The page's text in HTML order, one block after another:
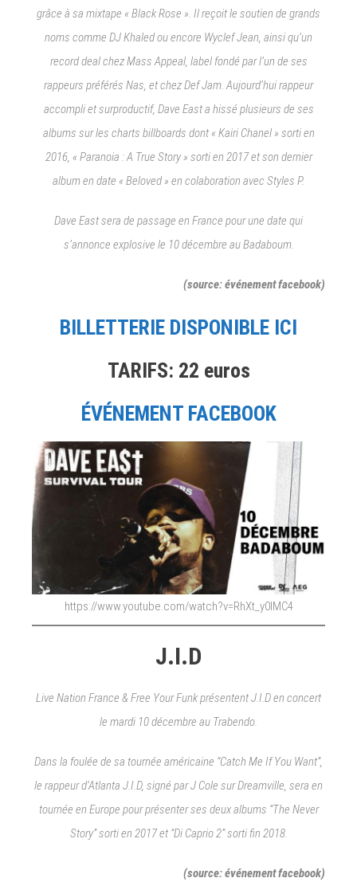
grâce à sa mixtape « Black Rose ». Il reçoit le soutien de grands
noms comme DJ Khaled ou encore Wyclef Jean, ainsi qu’un
record deal chez Mass Appeal, label fondé par l’un de ses
rappeurs préférés Nas, et chez Def Jam. Aujourd’hui rappeur
accompli et surproductif, Dave East a hissé plusieurs de ses
albums sur les charts billboards dont « Kairi Chanel » sorti en
2016, « Paranoia : A True Story » sorti en 2017 et son dernier
album en date « Beloved » en colaboration avec Styles P.
Dave East sera de passage en France pour une date qui
s’annonce explosive le 10 décembre au Badaboum.
(source: événement facebook)
BILLETTERIE DISPONIBLE ICI
TARIFS: 22 euros
ÉVÉNEMENT FACEBOOK
https://www.youtube.com/watch?v=RhXt_y0lMC4
J.I.D
Live Nation France & Free Your Funk présentent J.I.D en concert
le mardi 10 décembre au Trabendo.
Dans la foulée de sa tournée américaine “Catch Me If You Want”,
le rappeur d’Atlanta J.I.D, signé par J Cole sur Dreamville, sera en
tournée en Europe pour présenter ses deux albums “The Never
Story” sorti en 2017 et “Di Caprio 2” sorti fin 2018.
(source: événement facebook)